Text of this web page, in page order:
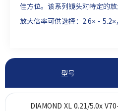
佳方位。该系列镜头对特定的
放大倍率可供选择：2.6× -
型号
DIAMOND XL 0.21/5.0x